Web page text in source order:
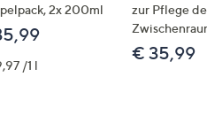
2x 200ml
/1 l
zur Pflege
€ 35,99